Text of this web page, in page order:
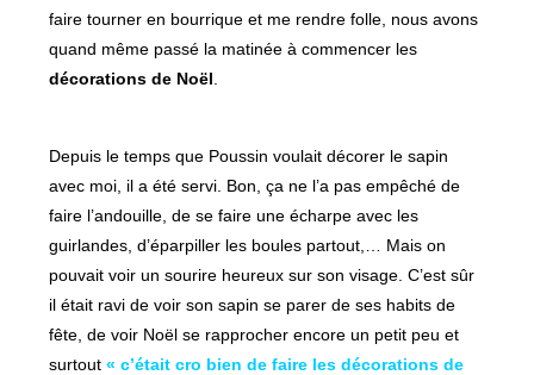
faire tourner en bourrique et me rendre folle, nous avons
quand même passé la matinée à commencer les
décorations de Noël
Depuis le temps que Poussin voulait décorer le sapin
avec moi, il a été servi. Bon, ça ne l’a pas empêché de
faire l’andouille, de se faire une écharpe avec les
guirlandes, d’éparpiller les boules partout,… Mais on
pouvait voir un sourire heureux sur son visage. C’est sûr
il était ravi de voir son sapin se parer de ses habits de
fête, de voir Noël se rapprocher encore un petit peu et
surtout« c’était cro bien de faire les décorations de